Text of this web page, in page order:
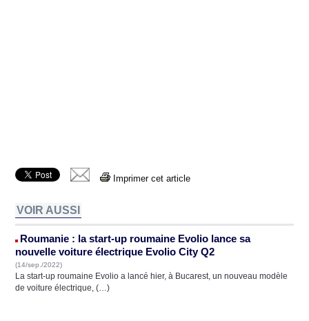
Imprimer cet article
VOIR AUSSI
Roumanie : la start-up roumaine Evolio lance sa
nouvelle voiture électrique Evolio City Q2
(14/sep./2022)
La start-up roumaine Evolio a lancé hier, à Bucarest, un nouveau modèle
de voiture électrique, (…)